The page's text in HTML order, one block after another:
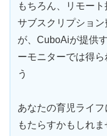
もちろん、リモー
サブスクリプショ
が、CuboAiが提供
ーモニターでは得
う
あなたの育児ライ
もたらすかもしれ